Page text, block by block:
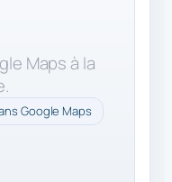
Maps à la
Google Maps